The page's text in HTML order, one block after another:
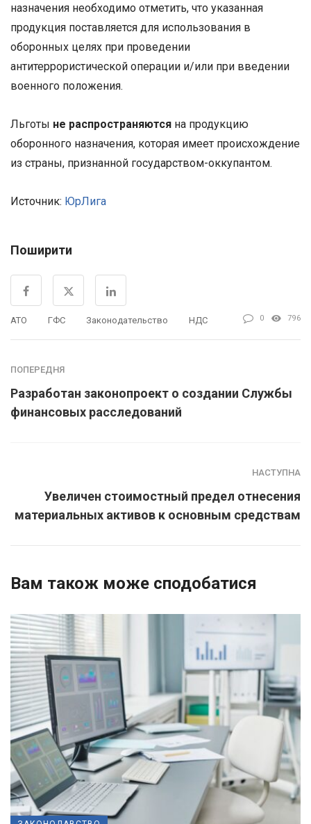
назначения необходимо отметить, что указанная
продукция поставляется для использования в
оборонных целях при проведении
антитеррористической операции и/или при введении
военного положения.
Льготы не распространяются на продукцию
оборонного назначения, которая имеет происхождение
из страны, признанной государством-оккупантом.
Источник: ЮрЛига
Поширити
АТО ГФС Законодательство НДС 0 796
ПОПЕРЕДНЯ
Разработан законопроект о создании Службы
финансовых расследований
НАСТУПНА
Увеличен стоимостный предел отнесения
материальных активов к основным средствам
Вам також може сподобатися